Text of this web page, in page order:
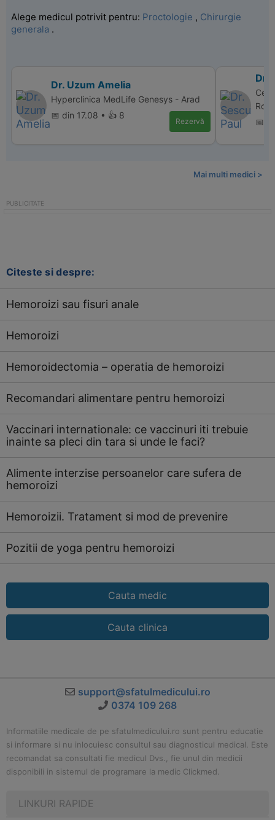
Alege medicul potrivit pentru: Proctologie , Chirurgie
generala .
Dr. Uzum Amelia
Hyperclinica MedLife Genesys - Arad
📅 din 17.08 • 👍 8
Rezervă
Dr.
📅
Mai multi medici >
Citeste si despre:
Hemoroizi sau fisuri anale
Hemoroizi
Hemoroidectomia – operatia de hemoroizi
Recomandari alimentare pentru hemoroizi
Vaccinari internationale: ce vaccinuri iti trebuie
inainte sa pleci din tara si unde le faci?
Alimente interzise persoanelor care sufera de
hemoroizi
Hemoroizii. Tratament si mod de prevenire
Pozitii de yoga pentru hemoroizi
Cauta medic
Cauta clinica
support@sfatulmedicului.ro
0374 109 268
Informatiile medicale de pe sfatulmedicului.ro sunt pentru educatie
si informare si nu inlocuiesc consultul sau diagnosticul medical. Este
recomandat sa consultati fie medicul Dvs., fie unul din medicii
disponibili in sistemul de programare la medic Clickmed.
LINKURI RAPIDE